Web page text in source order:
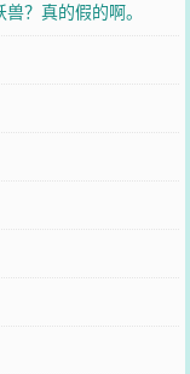
？真的假的啊。